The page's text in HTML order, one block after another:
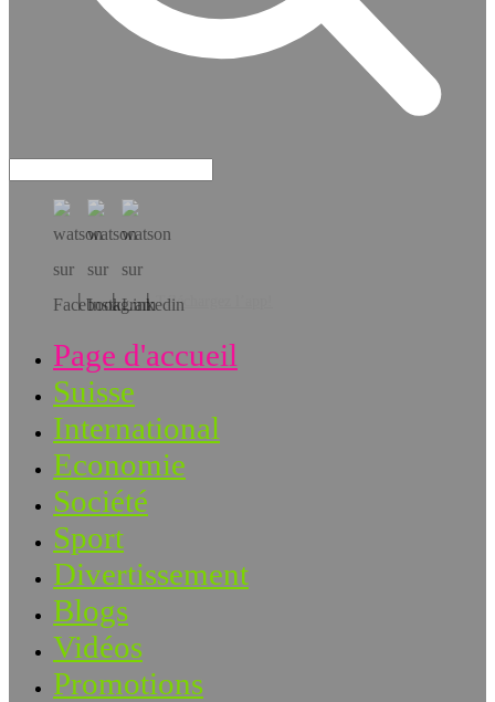
Téléchargez l’app!
Page d'accueil
Suisse
International
Economie
Société
Sport
Divertissement
Blogs
Vidéos
Promotions